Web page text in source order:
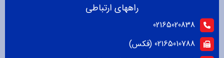
راههای ارتباطی
02165020838
02165010788 (فکس)